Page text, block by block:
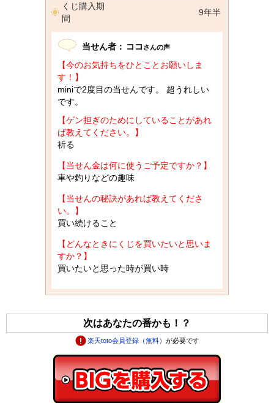
くじ購入期
間
9年半
当せん者： ココ さんの声
【今のお気持ちをひとことお願いしま
す！】
miniで2度目の当せんです。 超うれしい
です。
【ゲン担ぎのためにしていることがあれ
ば教えてください。】
祈る
【当せん金は何に使うご予定ですか？】
車や釣りなどの趣味
【当せんの秘訣があれば教えてくださ
い。】
買い続けること
【どんなときにくじを買いたいと思いま
すか？】
買いたいと思った時が買い時
次はあなたの番かも！？
楽天toto会員登録（無料） が必要です